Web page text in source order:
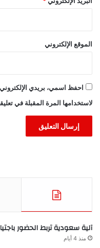
الموقع الإلكتروني
احفظ اسمي، بريدي
لاستخدامها المرة المقبلة في
آلية سعودية تربط الحضور
منذ 4 أيام